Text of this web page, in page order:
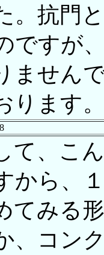
。抗門
ですが
ません
ります
て、こ
から、
てみる
、コン